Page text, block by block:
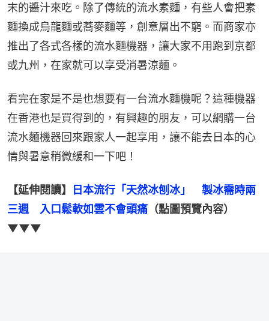
末的醬汁來吃。除了傳統的流水素麵，有些人會把素
麵換成烏龍麵或蕎麥麵等，創意層出不窮。而商家亦
推出了各式各樣的流水麵機器，讓大家不用跑到京都
或九州，在家就可以享受消暑涼麵。
看完在家是不是也想要有一台流水麵機呢？這種機器
在香港也是買得到的，有興趣的朋友，可以網購一台
流水麵機器回來跟家人一起享用，讓不能去日本的心
情與暑意稍微緩和一下吧！
【延伸閱讀】
日本流行「天然冰刨冰」　製冰需時兩
三週　入口鬆軟如雲不會頭痛 （點圖預覽內容）
▼▼▼